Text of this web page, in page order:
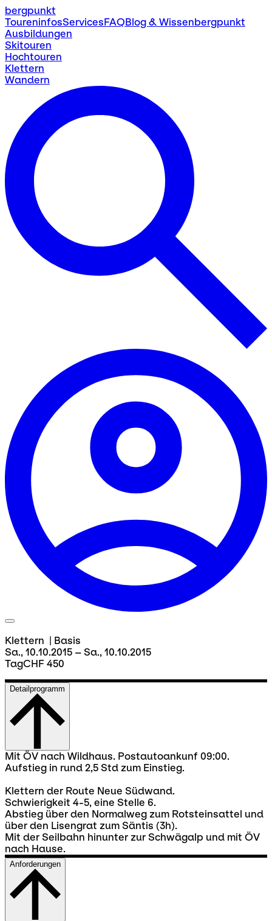
bergpunkt
ToureninfosServicesFAQBlog & Wissenbergpunkt
Ausbildungen
Skitouren
Hochtouren
Klettern
Wandern
Klettern | Basis
Sa., 10.10.2015 – Sa., 10.10.2015
TagCHF 450
Detailprogramm
Mit ÖV nach Wildhaus. Postautoankunf 09:00.
Aufstieg in rund 2,5 Std zum Einstieg.
Klettern der Route Neue Südwand.
Schwierigkeit 4-5, eine Stelle 6.
Abstieg über den Normalweg zum Rotsteinsattel und
über den Lisengrat zum Säntis (3h).
Mit der Seilbahn hinunter zur Schwägalp und mit ÖV
nach Hause.
Anforderungen